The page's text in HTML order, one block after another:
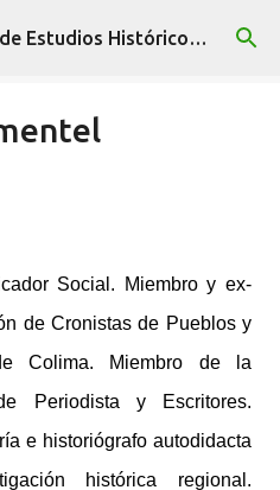
principal Sociedad Colimense de Estudios Históricos A. C.
Social. Miembro y ex-
de Cronistas de Pueblos y
Colima. Miembro de la
Periodista y Escritores.
e historiógrafo autodidacta
histórica regional.